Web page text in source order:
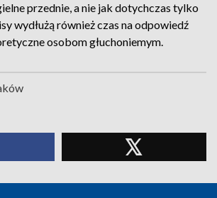
przednie, a nie jak dotychczas tylko
wydłużą również czas na odpowiedź
osobom głuchoniemym.